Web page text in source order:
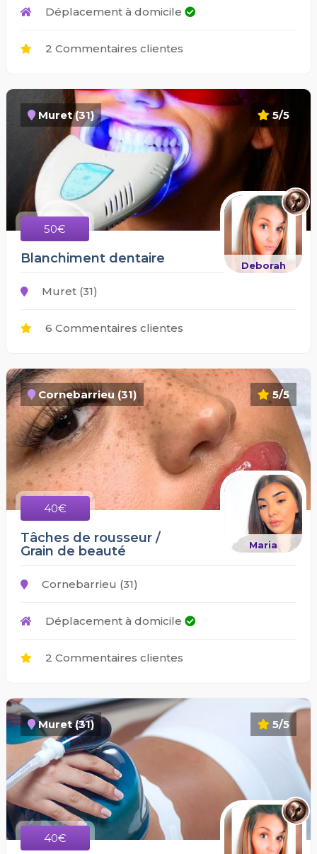
Déplacement à domicile
2 Commentaires clientes
5/5
Muret (31)
50€
Deborah
Blanchiment dentaire
Muret (31)
6 Commentaires clientes
5/5
Cornebarrieu (31)
40€
Maria
Tâches de rousseur /
Grain de beauté
Cornebarrieu (31)
Déplacement à domicile
2 Commentaires clientes
5/5
Muret (31)
40€